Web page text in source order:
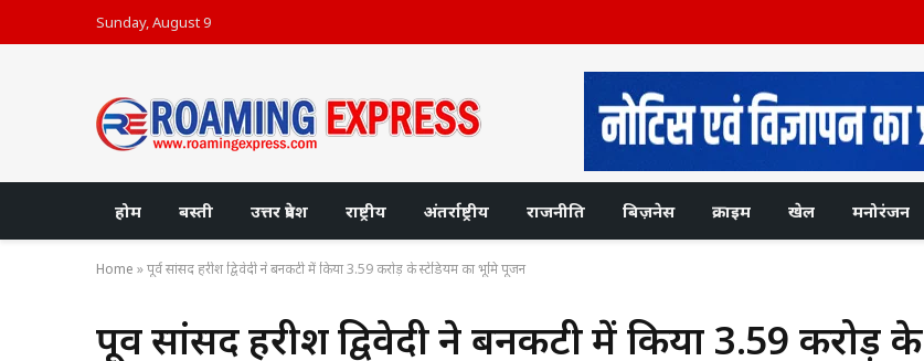
Sunday, August 9
होम बस्ती उत्तर प्रदेश राष्ट्रीय अंतर्राष्ट्रीय राजनीति बिज़नेस क्राइम खेल मनोरंजन
Home »पूर्व सांसद हरीश द्विवेदी ने बनकटी में किया 3.59 करोड़ के स्टेडियम का भूमि पूजन
पूर्व सांसद हरीश द्विवेदी ने बनकटी में किया 3.59 करोड़ के